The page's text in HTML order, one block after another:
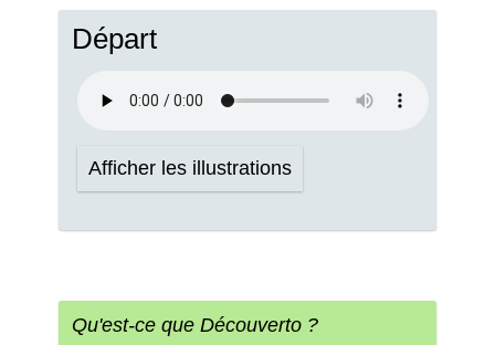
Départ
Afficher les illustrations
Qu'est-ce que Découverto ?